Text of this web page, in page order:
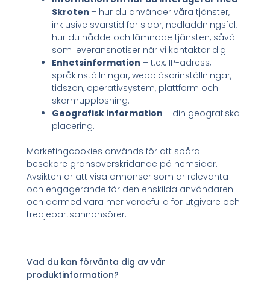
Skroten – hur du använder våra tjänster,
inklusive svarstid för sidor, nedladdningsfel,
hur du nådde och lämnade tjänsten, såväl
som leveransnotiser när vi kontaktar dig.
Enhetsinformation – t.ex. IP-adress,
språkinställningar, webbläsarinställningar,
tidszon, operativsystem, plattform och
skärmupplösning.
Geografisk information – din geografiska
placering.
Marketingcookies används för att spåra
besökare gränsöverskridande på hemsidor.
Avsikten är att visa annonser som är relevanta
och engagerande för den enskilda användaren
och därmed vara mer värdefulla för utgivare och
tredjepartsannonsörer.
Vad du kan förvänta dig av vår
produktinformation?